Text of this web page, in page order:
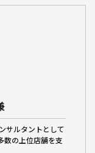
サルタントとして
数の上位店舗を支